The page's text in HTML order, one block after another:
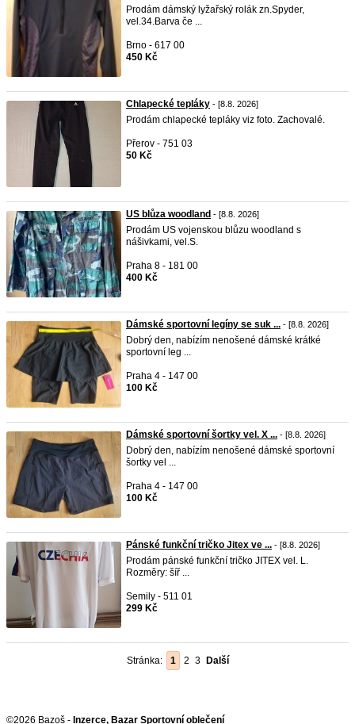
Prodám dámský lyžařský rolák zn.Spyder,
vel.34.Barva če ...
Brno - 617 00
450 Kč
Chlapecké tepláky - [8.8. 2026]
Prodám chlapecké tepláky viz foto. Zachovalé.
Přerov - 751 03
50 Kč
US blůza woodland - [8.8. 2026]
Prodám US vojenskou blůzu woodland s
nášivkami, vel.S.
Praha 8 - 181 00
400 Kč
Dámské sportovní legíny se suk ... - [8.8. 2026]
Dobrý den, nabízím nenošené dámské krátké
sportovní leg ...
Praha 4 - 147 00
100 Kč
Dámské sportovní šortky vel. X ... - [8.8. 2026]
Dobrý den, nabízím nenošené dámské sportovní
šortky vel ...
Praha 4 - 147 00
100 Kč
Pánské funkční tričko Jitex ve ... - [8.8. 2026]
Prodám pánské funkční tričko JITEX vel. L.
Rozměry: šíř ...
Semily - 511 01
299 Kč
Stránka: 1 2 3 Další
©2026 Bazoš - Inzerce, Bazar Sportovní oblečení